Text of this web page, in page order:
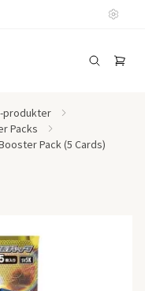
produkter
Packs
Pack (5 Cards)